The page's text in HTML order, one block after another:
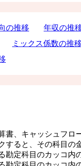
の推移 年収の推
ミックス係数の推移
書、キャッシュフロ
すると、その科目の
勘定科目のカッコ内